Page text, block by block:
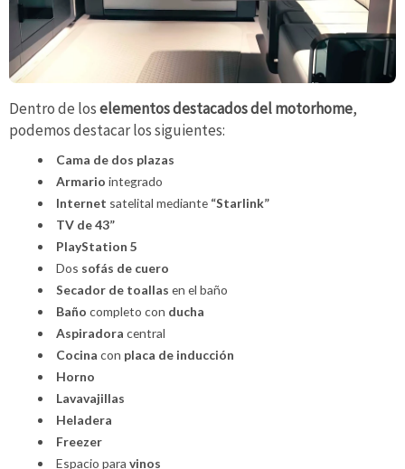
Dentro de loselementos destacadosdel motorhome,
podemos destacar los siguientes:
Cama de dos plazas
Armario integrado
Internet satelital mediante “Starlink”
TV de 43”
PlayStation 5
Dos sofás de cuero
Secador de toallas en el baño
Baño completo con ducha
Aspiradora central
Cocina con placa de inducción
Horno
Lavavajillas
Heladera
Freezer
Espacio para vinos